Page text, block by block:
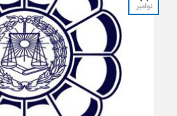
نوامبر